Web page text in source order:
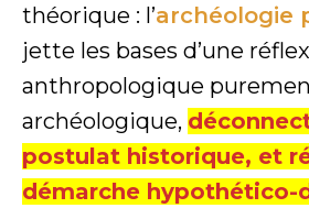
théorique : l’archéologie
jette les bases d’une
anthropologique
archéologique,
postulat historique, et
démarche hypothético-